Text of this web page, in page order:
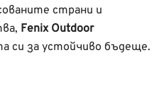
страни и
Fenix Outdoor
си за устойчиво бъдеще.